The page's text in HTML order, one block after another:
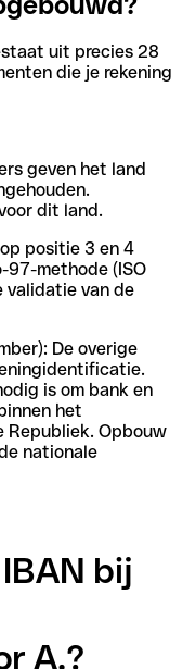
uit precies 28
die je rekening
geven het land
dit land.
positie 3 en 4
97-methode (ISO
validatie van de
De overige
is om bank en
het
Republiek. Opbouw
nationale
bij
A.?